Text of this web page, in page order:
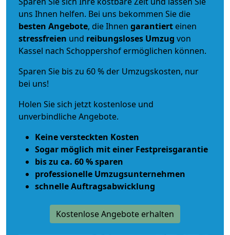
uns Ihnen helfen. Bei uns bekommen Sie die
besten Angebote, die Ihnen garantiert einen
stressfreien und reibungsloses Umzug von
Kassel nach Schoppershof ermöglichen können.
Sparen Sie bis zu 60 % der Umzugskosten, nur
bei uns!
Holen Sie sich jetzt kostenlose und
unverbindliche Angebote.
Keine versteckten Kosten
Sogar möglich mit einer Festpreisgarantie
bis zu ca. 60 % sparen
professionelle Umzugsunternehmen
schnelle Auftragsabwicklung
Kostenlose Angebote erhalten